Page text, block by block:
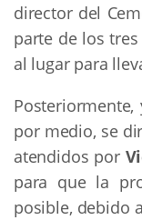
director del
parte de los
al lugar para
por medio, se
atendidos por
para que la
posible, debido